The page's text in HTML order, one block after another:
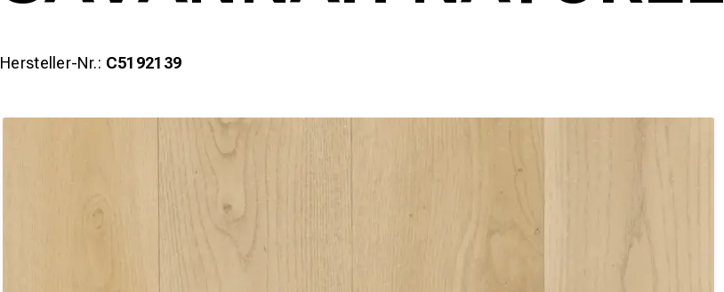
Hersteller-Nr.: C5192139